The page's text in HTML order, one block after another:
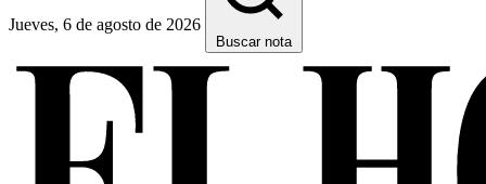
Jueves, 6 de agosto de 2026
Buscar nota